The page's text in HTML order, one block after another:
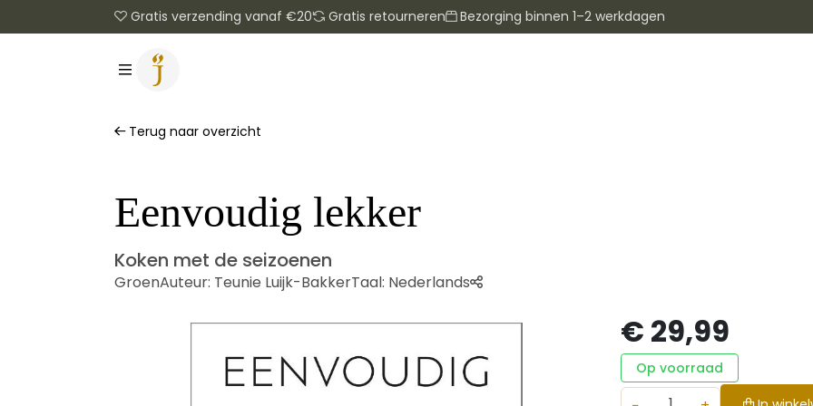
Gratis verzending vanaf €20 Gratis retourneren Bezorging binnen 1–2 werkdagen
Terug naar overzicht
Eenvoudig lekker
Koken met de seizoenen
GroenAuteur: Teunie Luijk-BakkerTaal: Nederlands
€ 29,99
Op voorraad